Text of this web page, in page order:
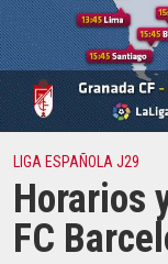
LIGA ESPAÑOLA J29
Horarios
FC